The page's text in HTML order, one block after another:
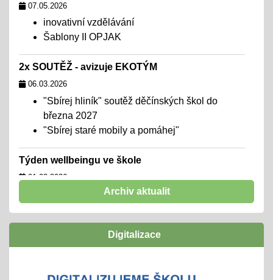
07.05.2026
inovativní vzdělávání
Šablony II OPJAK
2x SOUTĚŽ - avizuje EKOTÝM
06.03.2026
"Sbírej hliník" soutěž děčínských škol do
března 2027
"Sbírej staré mobily a pomáhej"
Týden wellbeingu ve škole
01.02.2026
chceme školu, kde se všichni cítí dobře,
naplno rozvinout svůj potenciál
Archiv aktualit
Digitalizace